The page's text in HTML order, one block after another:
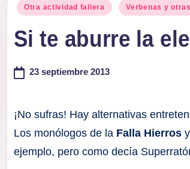
Publicado
Otra actividad fallera Verbenas y
Si te aburre la
23 septiembre 2013
¡No sufras! Hay alternativas
Los monólogos de la Falla Hierros
ejemplo, pero como decía